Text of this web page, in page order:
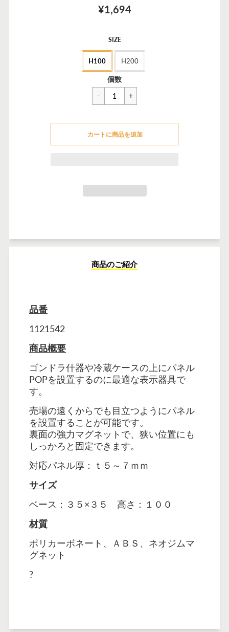
¥1,694
セ
ー
ル
価
格
SIZE
H100 H200
一
般
価
¥1,980
個数
カートに商品を追加
商品のご紹介
品番
1121542
商品概要
ゴンドラ什器や冷蔵ケースの上にパネル
POPを設置するのに最適な表示器具で
す。
売場の遠くからでも目立つようにパネル
を設置することが可能です。
裏面の強力マグネットで、狭い位置にも
しっかろと固定できます。
対応パネル厚：ｔ５～７ｍｍ
サイズ
ベース：３５×３５ 高さ：１００
材質
ポリカーボネート、ＡＢＳ、ネオジムマ
グネット
?